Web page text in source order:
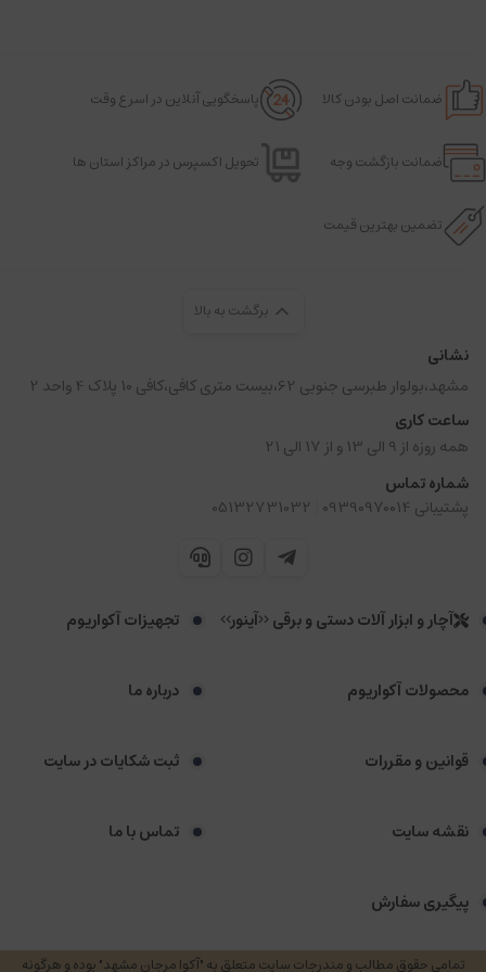
ضمانت اصل بودن کالا پاسخگویی آنلاین در اسرع وقت
ضمانت بازگشت وجه تحویل اکسپرس در مراکز استان ها
تضمین بهترین قیمت
برگشت به بالا
نشانی
مشهد،بولوار طبرسی جنوبی 62،بیست متری کافی،کافی 10 پلاک 4 واحد 2
ساعت کاری
همه روزه از 9 الی 13 و از 17 الی 21
شماره تماس
پشتیبانی 09390970014
05132731032
آچار و ابزار آلات دستی و برقی <<آینور>> تجهیزات آکواریوم
محصولات آکواریوم درباره ما
قوانین و مقررات ثبت شکایات در سایت
نقشه سایت تماس با ما
پیگیری سفارش
تمامی حقوق مطالب و مندرجات سایت متعلق به "آکوا مرجان مشهد" بوده و هرگونه